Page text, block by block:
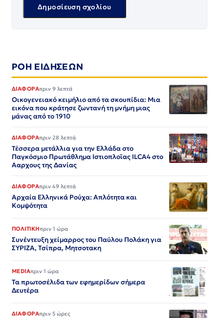
ΡΟΗ ΕΙΔΗΣΕΩΝ
ΔΙΑΦΟΡΑπριν 9 λεπτά
Οικογενειακό κειμήλιο από τα σκουπίδια: Μια
εικόνα που κράτησε ζωντανή τη μνήμη μιας
μάνας από το 1910
ΔΙΑΦΟΡΑπριν 28 λεπτά
Τέσσερα μετάλλια για την Ελλάδα στο
Παγκόσμιο Πρωτάθλημα Ιστιοπλοϊας ILCA4 στο
Ααρχους της Δανίας
ΔΙΑΦΟΡΑπριν 49 λεπτά
Αρχαία Ελληνικά Ρούχα: Απλότητα και
Κομψότητα
ΠΟΛΙΤΙΚΗπριν 1 ώρα
Συνέντευξη χείμαρρος του Παύλου Πολάκη για
ΣΥΡΙΖΑ, Τσίπρα, Μητσοτακη
MEDIAπριν 1 ώρα
Τα πρωτοσέλιδα των εφημερίδων σήμερα
Δευτέρα
ΔΙΑΦΟΡΑπριν 5 ώρες